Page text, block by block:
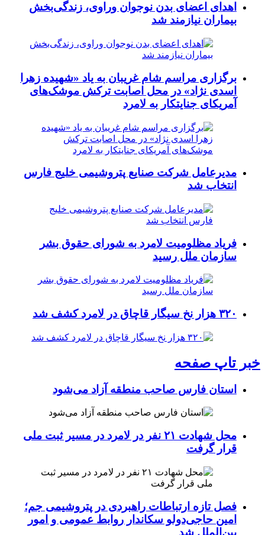
اهدای اعضای بدن نوجوان وراوی، زندگی‌بخش
بیماران نیازمند شد
برگزاری مراسم شام غریبان به یاد «شهیده زهرا
اسدی نژاد» در محل اصابت ترکش موشک‌های
آمریکای جنایتکار به لامرد
مدیرعامل شرکت صنایع پتروشیمی خلیج فارس
انتخاب شد
فریاد مظلومیت لامرد به شورای حقوق بشر
سازمان ملل رسید
۳۲۰ هزار نخ سیگار قاچاق در لامرد کشف شد
خبر تاپ صفحه
استان فارس صاحب منطقه آزاد می‌شود
محل شهادت ۲۱ نفر در لامرد در مسیر ثبت ملی
قرار گرفت
فصل تازه ارتباطات راهبردی در پتروشیمی جم؛
امین حاجی‌دولو سکاندار روابط عمومی و امور
بین‌الملل شد